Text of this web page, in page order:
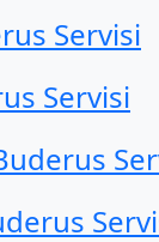
Servisi
Servisi